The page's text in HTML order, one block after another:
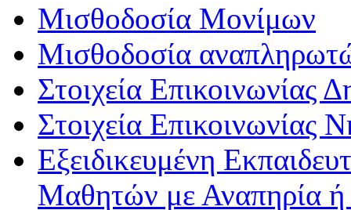
Μισθοδοσία Μονίμων
Μισθοδοσία
Στοιχεία Επικοινωνίας
Στοιχεία Επικοινωνίας
Εξειδικευμένη
Μαθητών με Αναπηρία ή /